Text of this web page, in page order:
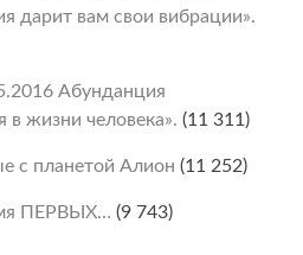
дарит вам свои вибрации».
Абунданция
в жизни человека». (11 311)
с планетой Алион (11 252)
ПЕРВЫХ… (9 743)